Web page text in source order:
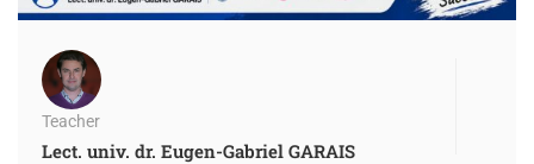
Teacher
Lect. univ. dr. Eugen-Gabriel GARAIS